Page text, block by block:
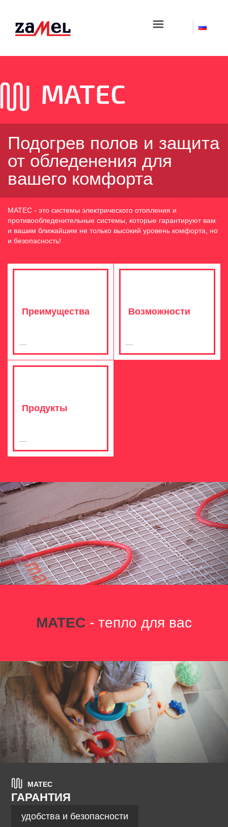
☰
MATEC
Подогрев полов и защита
от обледенения для
вашего комфорта
MATEC - это системы электрического отопления и
противообледенительные системы, которые гарантируют вам
и вашим ближайшим не только высокий уровень комфорта, но
и безопасность!
Преимущества Возможности
Продукты
MATEC - тепло для вас
MATEC
ГАРАНТИЯ
удобствa и безопасности